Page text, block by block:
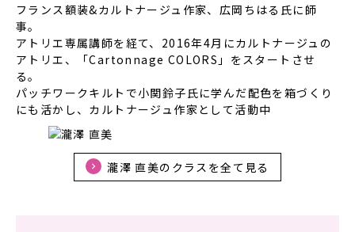
フランス額装&カルトナージュ作家、広岡ちはる氏に師
事。
アトリエ専属講師を経て、2016年4月にカルトナージュの
アトリエ、「Cartonnage COLORS」をスタートさせ
る。
パッチワークキルトで小関鈴子氏に学んだ配色を箱づくり
にも活かし、カルトナージュ作家として活動中
瀧澤 直美のクラスを全て見る